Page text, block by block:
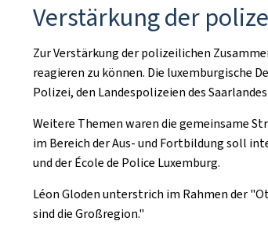
Verstärkung der
Zur Verstärkung der polizeilichen
reagieren zu können. Die luxemburgische
Polizei, den Landespolizeien des
Weitere Themen waren die gemeinsame
im Bereich der Aus- und Fortbildung soll
und der École de Police Luxemburg.
Léon Gloden unterstrich im Rahmen der
sind die Großregion."